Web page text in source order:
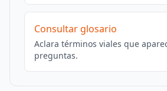
Consultar glosario
Aclara términos viales que
preguntas.